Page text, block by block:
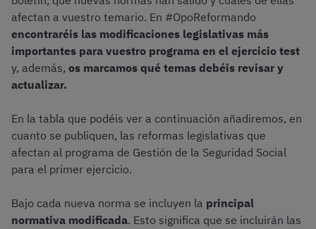
afectan a vuestro temario. En #OpoReformando
encontraréis las modificaciones legislativas más
importantes para vuestro programa en el ejercicio test
y, además, os marcamos qué temas debéis revisar y
actualizar.
En la tabla que podéis ver a continuación añadiremos, en
cuanto se publiquen, las reformas legislativas que
afectan al programa de Gestión de la Seguridad Social
para el primer ejercicio.
Bajo cada nueva norma se incluyen la principal
normativa modificada. Esto significa que se incluirán las